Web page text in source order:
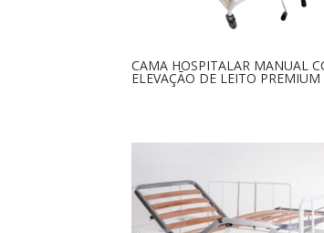
CAMA HOSPITALAR MANUAL
ELEVAÇÃO DE LEITO PREMIUM